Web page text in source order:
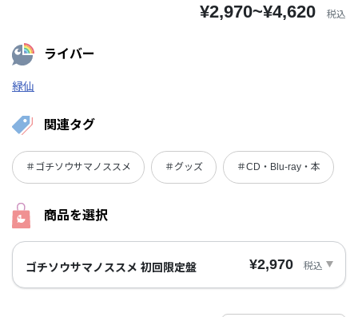
¥2,970~¥4,620 税込
ライバー
緑仙
関連タグ
＃ゴチソウサマノススメ ＃グッズ ＃CD・Blu-ray・本
商品を選択
ゴチソウサマノススメ 初回限定盤 ¥2,970 税込